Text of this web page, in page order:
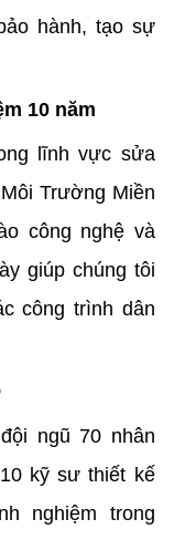
hành, tạo sự
10 năm
lĩnh vực sửa
Trường Miền
công nghệ và
giúp chúng tôi
công trình dân
ngũ 70 nhân
kỹ sư thiết kế
nghiệm trong